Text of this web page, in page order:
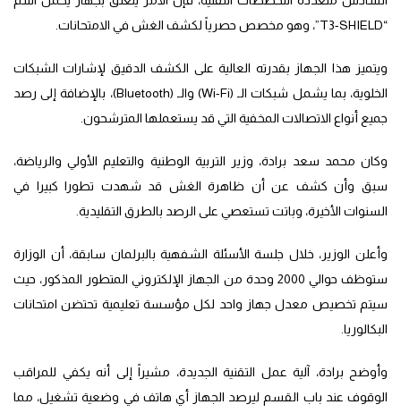
“T3-SHIELD”، وهو مخصص حصرياً لكشف الغش في الامتحانات.
ويتميز هذا الجهاز بقدرته العالية على الكشف الدقيق لإشارات الشبكات
الخلوية، بما يشمل شبكات الـ (Wi-Fi) والـ (Bluetooth)، بالإضافة إلى رصد
جميع أنواع الاتصالات المخفية التي قد يستعملها المترشحون.
وكان محمد سعد برادة، وزير التربية الوطنية والتعليم الأولي والرياضة،
سبق وأن كشف عن أن ظاهرة الغش قد شهدت تطورا كبيرا في
السنوات الأخيرة، وباتت تستعصي على الرصد بالطرق التقليدية.
وأعلن الوزير، خلال جلسة الأسئلة الشفهية بالبرلمان سابقة، أن الوزارة
ستوظف حوالي 2000 وحدة من الجهاز الإلكتروني المتطور المذكور، حيث
سيتم تخصيص معدل جهاز واحد لكل مؤسسة تعليمية تحتضن امتحانات
البكالوريا.
وأوضح برادة، آلية عمل التقنية الجديدة، مشيراً إلى أنه يكفي للمراقب
الوقوف عند باب القسم ليرصد الجهاز أي هاتف في وضعية تشغيل، مما